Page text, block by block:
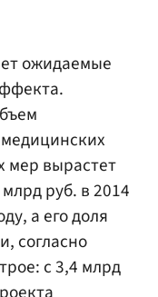
ожидаемые
мер вырастет
руб. в 2014
а его доля
согласно
с 3,4 млрд